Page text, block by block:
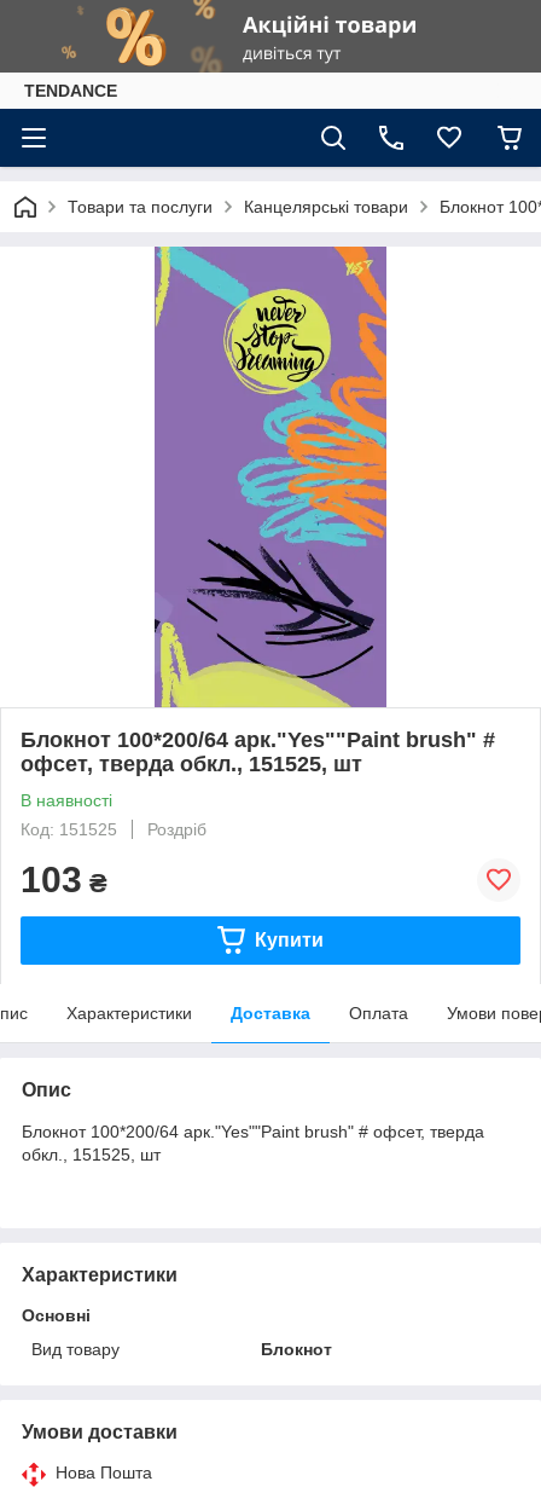
TENDANCE
Товари та послуги Канцелярські товари Блокнот
Блокнот 100*200/64 арк."Yes""Paint brush" #
офсет, тверда обкл., 151525, шт
В наявності
Код: 151525
Роздріб
103 ₴
Купити
Характеристики Доставка Оплата Умови
Опис
Блокнот 100*200/64 арк."Yes""Paint brush" # офсет, тверда
обкл., 151525, шт
Характеристики
Основні
Вид товару
Блокнот
Умови доставки
Нова Пошта